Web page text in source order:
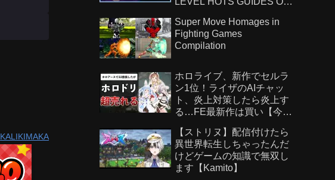
KALIKIMAKA
Super Move Homages in
Fighting Games
Compilation
ホロライブ、新作でセルラ
ン1位！ライザのAIチャッ
ト、炎上対策したら炎上す
る…FE最新作は買い【今週
【ストリヌ】配信付けたら
異世界転生しちゃったんだ
けどゲームの知識で無双し
ます【Kamito】